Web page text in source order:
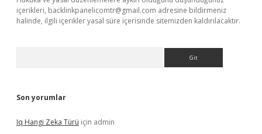
içerikleri, backlinkpanelicomtr@gmail.com adresine bildirmeniz
halinde, ilgili içerikler yasal süre içerisinde sitemizden kaldırılacaktır.
Son yorumlar
Iq Hangi Zeka Türü için admin